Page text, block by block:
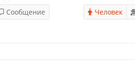
Сообщение
Человек